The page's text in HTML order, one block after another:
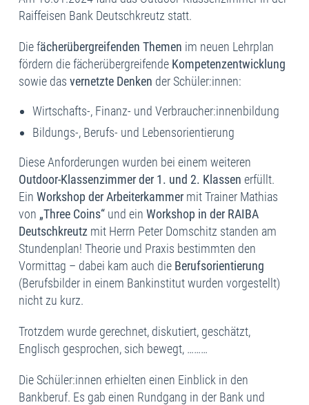
Raiffeisen Bank Deutschkreutz statt.
Die fächerübergreifenden Themen im neuen Lehrplan
fördern die fächerübergreifende Kompetenzentwicklung
sowie das vernetzte Denken der Schüler:innen:
Wirtschafts-, Finanz- und Verbraucher:innenbildung
Bildungs-, Berufs- und Lebensorientierung
Diese Anforderungen wurden bei einem weiteren
Outdoor-Klassenzimmer der 1. und 2. Klassen erfüllt.
Ein Workshop der Arbeiterkammermit Trainer Mathias
von „Three Coins“und ein Workshop in der RAIBA
Deutschkreutz mit Herrn Peter Domschitz standen am
Stundenplan! Theorie und Praxis bestimmten den
Vormittag – dabei kam auch die Berufsorientierung
(Berufsbilder in einem Bankinstitut wurden vorgestellt)
nicht zu kurz.
Trotzdem wurde gerechnet, diskutiert, geschätzt,
Englisch gesprochen, sich bewegt, ………
Die Schüler:innen erhielten einen Einblick in den
Bankberuf. Es gab einen Rundgang in der Bank und